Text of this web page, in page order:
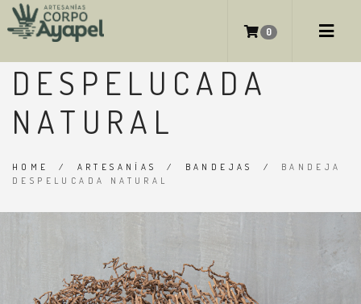
0
BANDEJA
DESPELUCADA
NATURAL
HOME / ARTESANÍAS / BANDEJAS / BANDEJA
DESPELUCADA NATURAL